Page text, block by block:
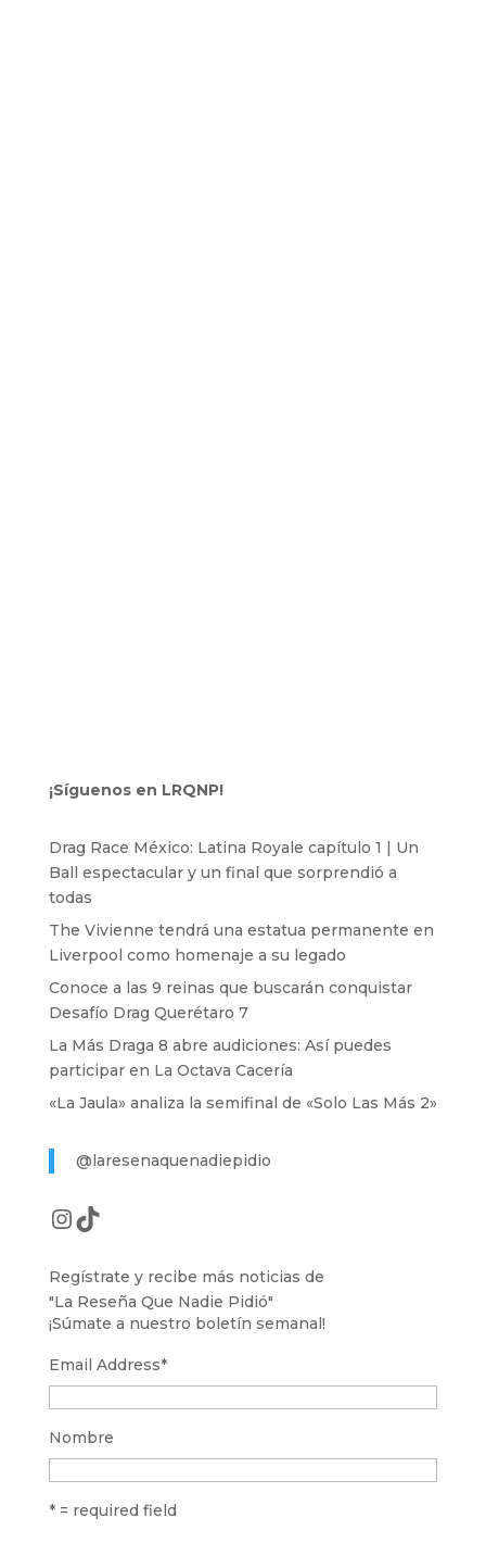
¡Síguenos en LRQNP!
Drag Race México: Latina Royale capítulo 1 | Un
Ball espectacular y un final que sorprendió a
todas
The Vivienne tendrá una estatua permanente en
Liverpool como homenaje a su legado
Conoce a las 9 reinas que buscarán conquistar
Desafío Drag Querétaro 7
La Más Draga 8 abre audiciones: Así puedes
participar en La Octava Cacería
«La Jaula» analiza la semifinal de «Solo Las Más 2»
@laresenaquenadiepidio
Instagram
TikTok
Regístrate y recibe más noticias de
"La Reseña Que Nadie Pidió"
¡Súmate a nuestro boletín semanal!
Email Address*
Nombre
* = required field